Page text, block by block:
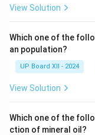
View Solution
Which one of the
an population?
UP Board XII - 2024
View Solution
Which one of the
ction of mineral oil?